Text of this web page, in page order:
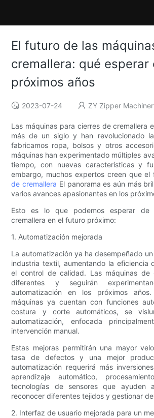
El futuro de las
cremallera: qué esperar
próximos años
2023-07-24 ZY Zipper
Las máquinas para cierres de cremallera
más de un siglo y han revolucionado
fabricamos ropa, bolsos y otros
máquinas han experimentado múltiples
tiempo, con nuevas características y
embargo, muchos expertos creen que el
de cremallera El panorama es aún más
varios avances apasionantes en los
Esto es lo que podemos esperar de
cremallera en el futuro próximo:
1. Automatización mejorada
La automatización ya ha desempeñado
industria textil, aumentando la eficiencia
el control de calidad. Las máquinas de
diferentes y seguirán
automatización en los próximos
máquinas ya cuentan con funciones
costura y corte automáticos, se
automatización, enfocada
intervención manual.
Estas mejoras permitirán una mayor
tasa de defectos y una mejor
automatización requerirá más
aprendizaje automático,
tecnologías de sensores que ayuden
reconocer diferentes tejidos y gestionar
2. Interfaz de usuario mejorada para un